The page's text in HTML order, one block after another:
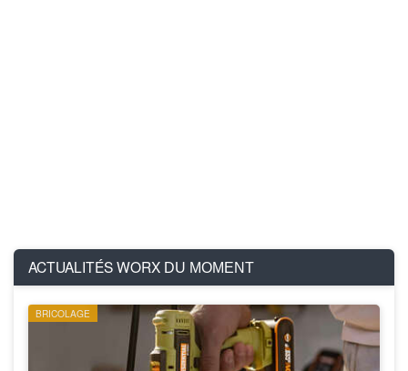
ACTUALITÉS WORX DU MOMENT
BRICOLAGE